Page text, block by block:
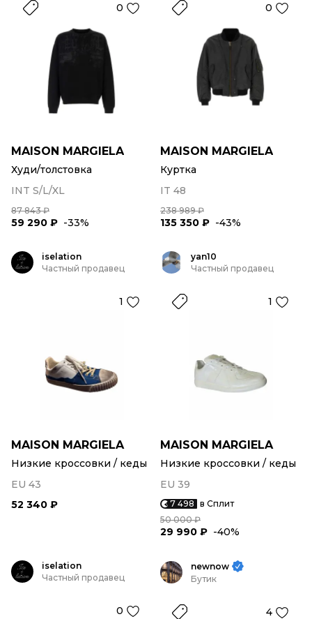
0
MAISON MARGIELA
Худи/толстовка
INT S/L/XL
87 843 ₽
59 290 ₽ -33%
0
MAISON MARGIELA
Куртка
IT 48
238 989 ₽
135 350 ₽ -43%
iselation
Частный продавец
1
MAISON MARGIELA
Низкие кроссовки / кеды
EU 43
52 340 ₽
yan10
Частный продавец
1
MAISON MARGIELA
Низкие кроссовки / кеды
EU 39
7 498 в Сплит
50 000 ₽
29 990 ₽ -40%
iselation
Частный продавец
0
newnow
Бутик
4